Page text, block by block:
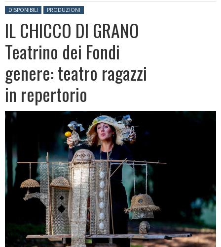
Posted in:
DISPONIBILI PRODUZIONI
IL CHICCO DI GRANO
Teatrino dei Fondi
genere: teatro ragazzi
in repertorio